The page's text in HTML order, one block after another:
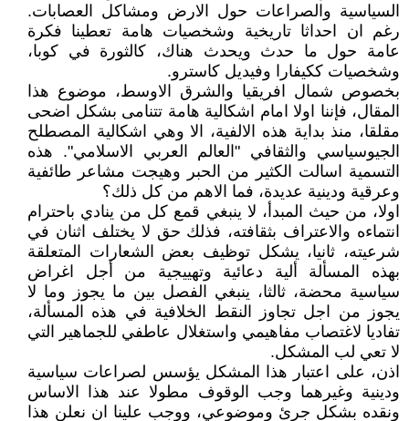
السياسية والصراعات حول الارض ومشاكل العصابات.
رغم ان احداثا تاريخية وشخصيات هامة تعطينا فكرة
عامة حول ما حدث ويحدث هناك، كالثورة في كوبا،
وشخصيات ككيفارا وفيديل كاسترو.
بخصوص شمال افريقيا والشرق الاوسط، موضوع هذا
المقال، فإننا اولا امام اشكالية هامة تتنامى بشكل اضحى
مقلقا، منذ بداية هذه الالفية، الا وهي اشكالية المصطلح
الجيوسياسي والثقافي "العالم العربي الاسلامي". هذه
التسمية اسالت الكثير من الحبر وهيجت مشاعر طائفية
وعرقية ودينية عديدة، فما الاهم من كل ذلك؟
اولا، من حيث المبدأ، لا ينبغي قمع كل من ينادي باحترام
انتماءه والاعتراف بثقافته، فذلك حق لا يختلف اثنان في
شرعيته، ثانيا، يشكل توظيف بعض الشعارات المتعلقة
بهذه المسألة ألية دعائية وتهييجية من أجل اغراض
سياسية محضة، ثالثا، ينبغي الفصل بين ما يجوز وما لا
يجوز من اجل تجاوز النقط الخلافية في هذه المسألة،
تفاديا لاغتصاب مفاهيمي واستغلال عاطفي للجماهير التي
لا تعي لب المشكل.
اذن، على اعتبار هذا المشكل يؤسس لصراعات سياسية
ودينية وغيرهما وجب الوقوف مطولا عند هذا الاساس
ونقده بشكل جرئ وموضوعي، ووجب علينا ان نعلن هذا